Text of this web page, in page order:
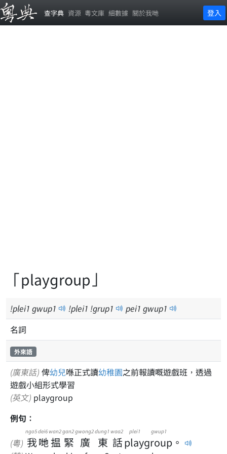
查字典 資源 粵文庫 細數據 關於我哋 登入
「playgroup」
!plei1 gwup1 !plei1 !grup1 pei1 gwup1
名詞
外來語
(廣東話) 俾幼兒喺正式讀幼稚園之前報讀嘅遊戲班，透過
遊戲小組形式學習
(英文) playgroup
例句：
(粵) 我
ngo5
哋
dei6
揾
wan2
緊
gan2
廣
gwong2
東
dung1
話
waa2
playgroup
plei1 gwup1
。